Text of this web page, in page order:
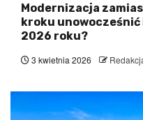
Modernizacja
kroku
2026 roku?
3 kwietnia 2026